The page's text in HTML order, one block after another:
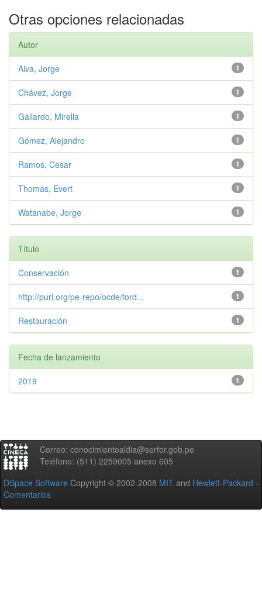
Otras opciones relacionadas
Autor
1
Alva, Jorge
1
Chávez, Jorge
1
Gallardo, Mirella
1
Gómez, Alejandro
1
Ramos, Cesar
1
Thomas, Evert
1
Watanabe, Jorge
Título
1
Conservación
1
http://purl.org/pe-repo/ocde/ford...
1
Restauración
Fecha de lanzamiento
1
2019
Correo: conocimientoaldia@serfor.gob.pe
Teléfono: (511) 2259005 anexo 605
DSpace Software Copyright © 2002-2008 MIT and Hewlett-Packard -
Comentarios